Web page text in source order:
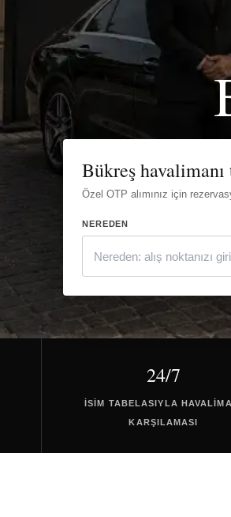
Bükreş
Özel OTP alımınız için
NEREDEN
24/7
İSIM TABELASIYLA
KARŞILAMASI